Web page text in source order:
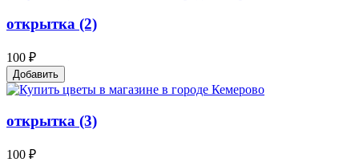
открытка (2)
100 ₽
Добавить
открытка (3)
100 ₽